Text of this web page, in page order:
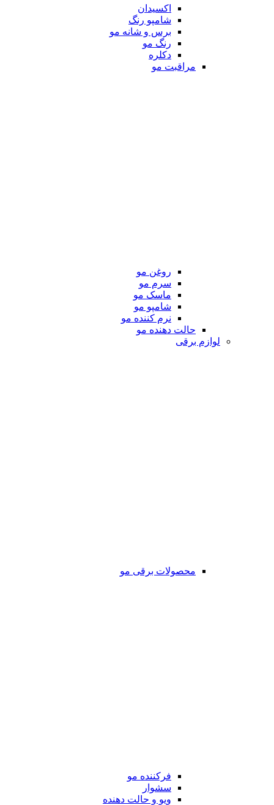
اکسیدان
شامپو رنگ
برس و شانه مو
رنگ مو
دکلره
مراقبت مو
روغن مو
سرم مو
ماسک مو
شامپو مو
نرم کننده مو
حالت دهنده مو
لوازم برقی
محصولات برقی مو
فرکننده مو
سشوار
ویو و حالت دهنده